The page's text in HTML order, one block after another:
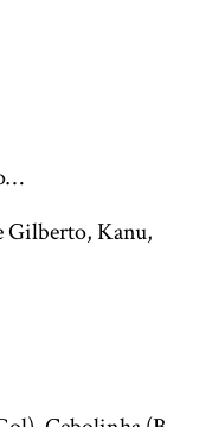
Gilberto, Kanu,